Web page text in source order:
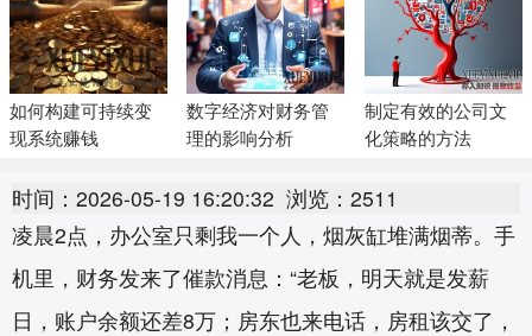
如何构建可持续变
现系统赚钱
数字经济对财务管
理的影响分析
制定有效的公司文
化策略的方法
时间：2026-05-19 16:20:32 浏览：2511
凌晨2点，办公室只剩我一个人，烟灰缸堆满烟蒂。手
机里，财务发来了催款消息：“老板，明天就是发薪
日，账户余额还差8万；房东也来电话，房租该交了，